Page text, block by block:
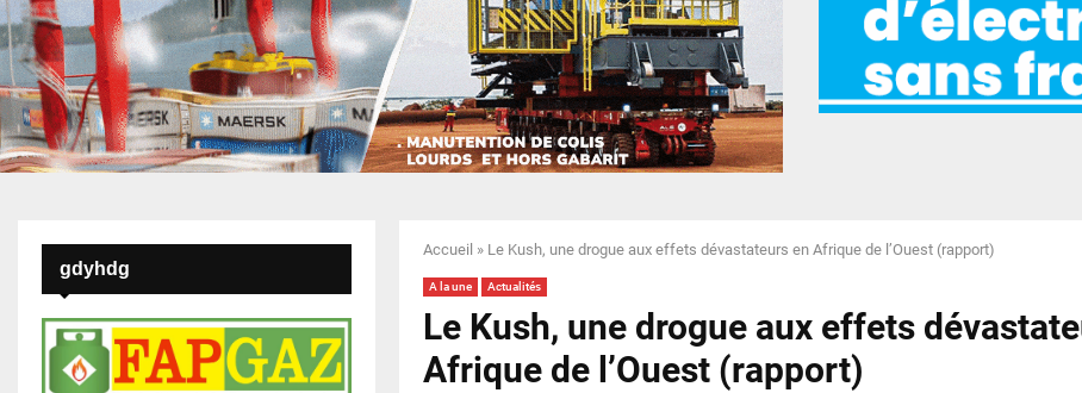
Accueil » Le Kush, une drogue aux effets dévastateurs en Afrique de l’Ouest (rapport)
A la une Actualités
Le Kush, une drogue aux effets
Afrique de l’Ouest (rapport)
gdyhdg